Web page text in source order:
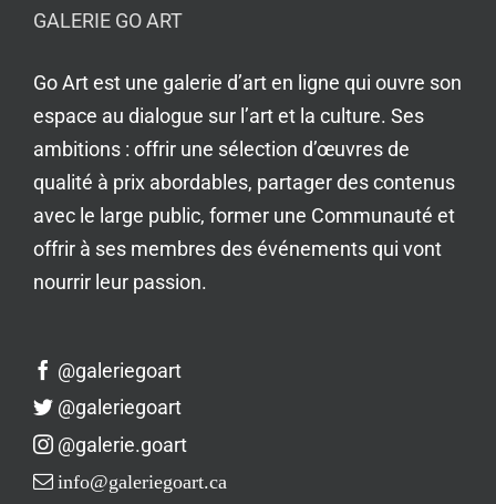
GALERIE GO ART
Go Art est une galerie d’art en ligne qui ouvre son
espace au dialogue sur l’art et la culture. Ses
ambitions : offrir une sélection d’œuvres de
qualité à prix abordables, partager des contenus
avec le large public, former une Communauté et
offrir à ses membres des événements qui vont
nourrir leur passion.
@galeriegoart
@galeriegoart
@galerie.goart
info@galeriegoart.ca